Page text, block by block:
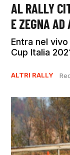
AL RALLY
E ZEGNA AD
Entra nel
Cup Italia
ALTRI RALLY